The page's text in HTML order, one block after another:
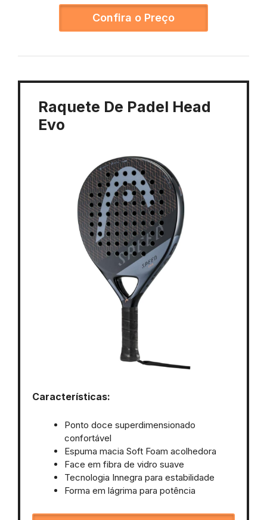
Confira o Preço
Raquete De Padel Head
Evo
Características:
Ponto doce superdimensionado
confortável
Espuma macia Soft Foam acolhedora
Face em fibra de vidro suave
Tecnologia Innegra para estabilidade
Forma em lágrima para potência